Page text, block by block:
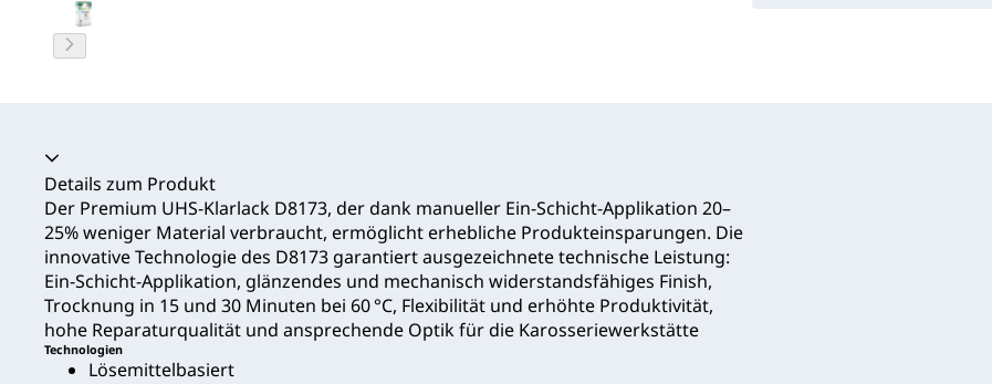
Akkordeon zusammengeklappt
Details zum Produkt
Der Premium UHS‑Klarlack D8173, der dank manueller Ein‑Schicht‑Applikation 20–
25% weniger Material verbraucht, ermöglicht erhebliche Produkteinsparungen. Die
innovative Technologie des D8173 garantiert ausgezeichnete technische Leistung:
Ein‑Schicht‑Applikation, glänzendes und mechanisch widerstandsfähiges Finish,
Trocknung in 15 und 30 Minuten bei 60 °C, Flexibilität und erhöhte Produktivität,
hohe Reparaturqualität und ansprechende Optik für die Karosseriewerkstätte
Technologien
Lösemittelbasiert